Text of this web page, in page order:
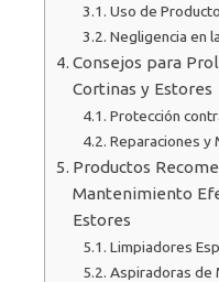
Uso de
Negligencia en
Consejos para
Cortinas y Estores
Protección
Reparaciones y
Productos
Mantenimiento
Estores
Limpiadores
Aspiradoras de